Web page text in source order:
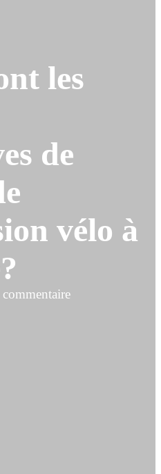
les
de
vélo à
commentaire